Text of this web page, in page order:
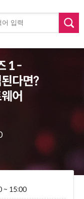
1 -
다면?
어
~ 15:00